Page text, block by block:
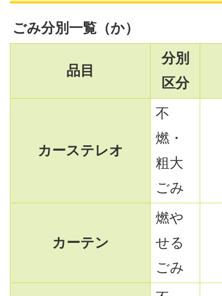
ごみ分別一覧（か）
品目
分別
区分
カーステレオ
不
燃・
粗大
ごみ
カーテン
燃や
せる
ごみ